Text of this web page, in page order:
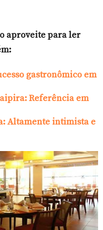
aproveite para ler
gastronômico em
Referência em
Altamente intimista e